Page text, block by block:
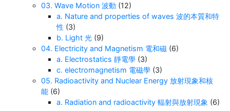
03. Wave Motion 波動 (12)
a. Nature and properties of waves 波的本質和特
性 (3)
b. Light 光 (9)
04. Electricity and Magnetism 電和磁 (6)
a. Electrostatics 靜電學 (3)
c. electromagnetism 電磁學 (3)
05. Radioactivity and Nuclear Energy 放射現象和核
能 (6)
a. Radiation and radioactivity 輻射與放射現象 (6)